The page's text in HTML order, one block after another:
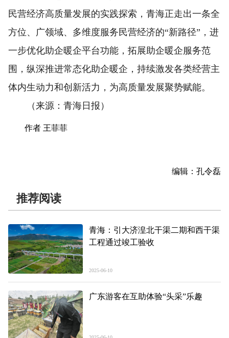
民营经济高质量发展的实践探索，青海正走出一条全
方位、广领域、多维度服务民营经济的“新路径”，进
一步优化助企暖企平台功能，拓展助企暖企服务范
围，纵深推进常态化助企暖企，持续激发各类经营主
体内生动力和创新活力，为高质量发展聚势赋能。
（来源：青海日报）
作者 王菲菲
编辑：孔令磊
推荐阅读
青海：引大济湟北干渠二期和西干渠
工程通过竣工验收
2025-06-10
广东游客在互助体验“头采”乐趣